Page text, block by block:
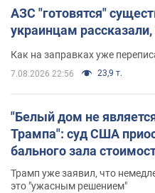
АЗС "готовятся"
украинцам
Как на заправках уже
7.08.2026 22:56 23,9 т.
"Белый дом не
Трампа": суд США
бального зала
Трамп уже заявил, что
это "ужасным решением"